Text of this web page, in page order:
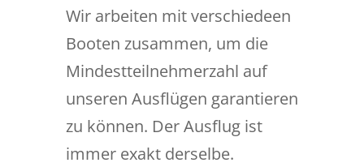
Wir arbeiten mit verschiedeen
Booten zusammen, um die
Mindestteilnehmerzahl auf
unseren Ausflügen garantieren
zu können. Der Ausflug ist
immer exakt derselbe.